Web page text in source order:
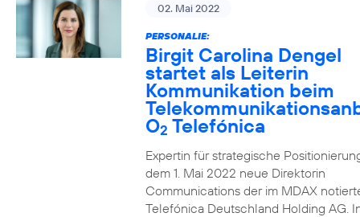
02. Mai 2022
PERSONALIE:
Birgit Carolina Dengel
startet als Leiterin
Kommunikation beim
O2 Telefónica
Expertin für strategische
dem 1. Mai 2022 neue Direktorin
Communications der im MDAX
Telefónica Deutschland Holding AG.